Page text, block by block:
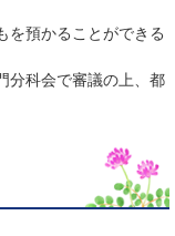
預かることができる
分科会で審議の上、都